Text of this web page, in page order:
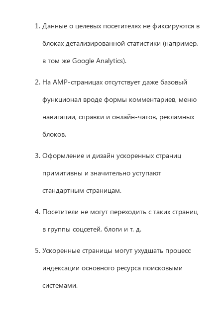
Данные о целевых посетителях не фиксируются в
блоках детализированной статистики (например,
в том же Google Analytics).
На AMP-страницах отсутствует даже базовый
функционал вроде формы комментариев, меню
навигации, справки и онлайн-чатов, рекламных
блоков.
Оформление и дизайн ускоренных страниц
примитивны и значительно уступают
стандартным страницам.
Посетители не могут переходить с таких страниц
в группы соцсетей, блоги и т. д.
Ускоренные страницы могут ухудшать процесс
индексации основного ресурса поисковыми
системами.